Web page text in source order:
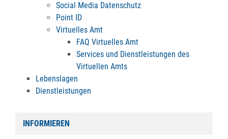
Social Media Datenschutz
Point ID
Virtuelles Amt
FAQ Virtuelles Amt
Services und Dienstleistungen des
Virtuellen Amts
Lebenslagen
Dienstleistungen
INFORMIEREN